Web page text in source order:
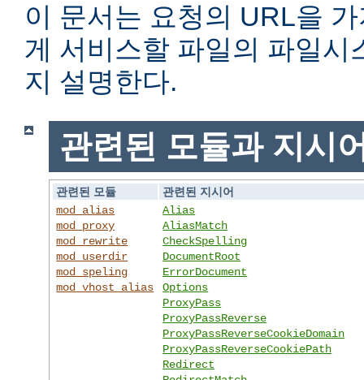
이 문서는 요청의 URL을
게 서비스할 파일의 파일시
지 설명한다.
관련된 모듈과 지시
관련된 모듈
관련된 지시어
mod_alias
mod_proxy
mod_rewrite
mod_userdir
mod_speling
mod_vhost_alias
Alias
AliasMatch
CheckSpelling
DocumentRoot
ErrorDocument
Options
ProxyPass
ProxyPassReverse
ProxyPassReverseCookieDomain
ProxyPassReverseCookiePath
Redirect